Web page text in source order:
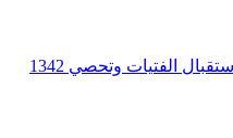
سلطات سبتة تنشئ مراكز خاصة لاستقبال الفتيات وتحصي 1342